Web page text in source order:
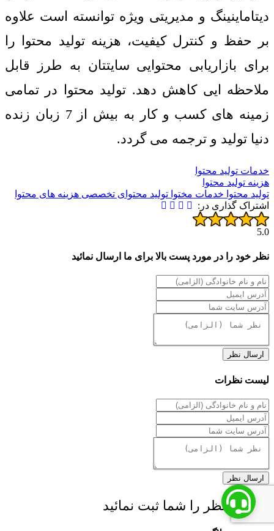
دیتاماینینگ و مدیریتی ویژه توانسته است علاوه
بر حفظ و کنترل کیفیت، هزینه تولید محتوا را
برای بازاریابی محتوایی سایتتان به طرز قابل
ملاحظه ایی کاهش دهد. تولید محتوا در تمامی
زمینه های کسب و کار به بیش از 7 زبان زنده
دنیا تولید و ترجمه می گردد.
خدمات تولید محتوا
هزینه تولید محتوا
تولید محتوا خدمات مختوا تولید محتوای تخصصی هزینه های محتوا
اشتراک گذاری در:
5.0
نظر خود را در مورد پست بالا برای ما ارسال نمائید
ارسال نظر
لیست نظرات
ارسال نظر